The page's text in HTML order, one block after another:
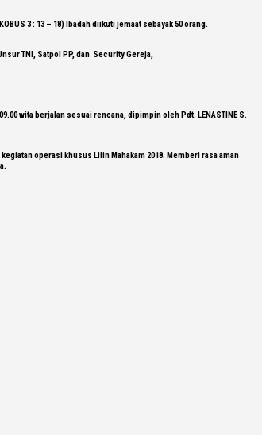
3 : 13 – 18) Ibadah diikuti jemaat sebayak 50 orang.
TNI, Satpol PP, dan Security Gereja,
wita berjalan sesuai rencana, dipimpin oleh Pdt. LENASTINE S.
operasi khusus Lilin Mahakam 2018. Memberi rasa aman